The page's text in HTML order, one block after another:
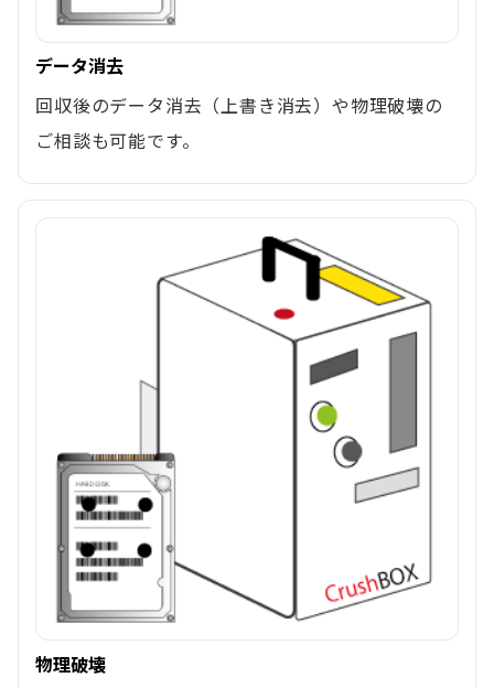
データ消去
回収後のデータ消去（上書き消去）や物理破壊の
ご相談も可能です。
物理破壊